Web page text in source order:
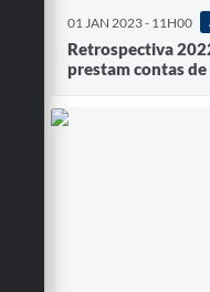
01 JAN 2023 - 11H00
Retrospectiva
prestam contas